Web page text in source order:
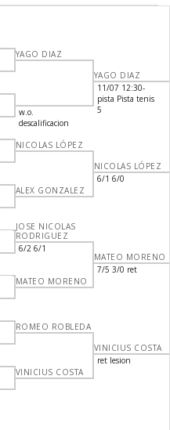
YAGO DIAZ
w.o.
descalificacion
NICOLAS LÓPEZ
ALEX GONZALEZ
JOSE NICOLAS
RODRIGUEZ
6/2 6/1
MATEO MORENO
ROMEO ROBLEDA
VINICIUS COSTA
YAGO DIAZ
11/07 12:30-
pista Pista tenis
5
NICOLAS LÓPEZ
6/1 6/0
MATEO MORENO
7/5 3/0 ret
VINICIUS COSTA
ret lesion